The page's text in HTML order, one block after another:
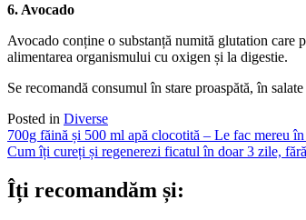
6. Avocado
Avocado conține o substanță numită glutation care
alimentarea organismului cu oxigen și la digestie.
Se recomandă consumul în stare proaspătă, în
Posted in Diverse
Post
navigation
700g făină și 500 ml apă clocotită – Le fac mereu
Cum îți cureți și regenerezi ficatul în doar 3 zile,
Îți recomandăm și: